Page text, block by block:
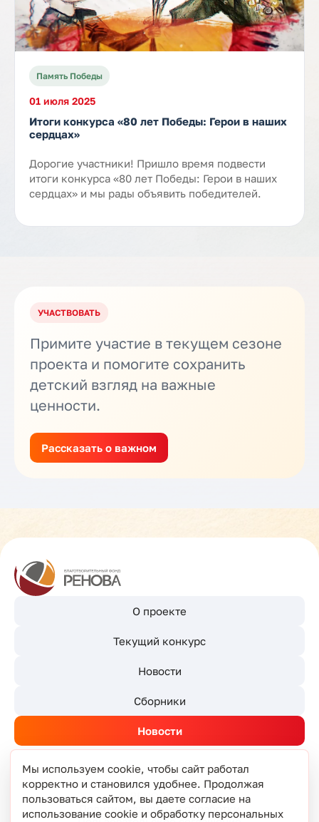
Память Победы
01 июля 2025
Итоги конкурса «80 лет Победы: Герои в наших
сердцах»
Дорогие участники! Пришло время подвести
итоги конкурса «80 лет Победы: Герои в наших
сердцах» и мы рады объявить победителей.
УЧАСТВОВАТЬ
Примите участие в текущем сезоне
проекта и помогите сохранить
детский взгляд на важные
ценности.
Рассказать о важном
О проекте
Текущий конкурс
Новости
Сборники
Новости
© РЕНОВА 2026
Политика защиты и обработки
Мы используем cookie, чтобы сайт работал
корректно и становился удобнее. Продолжая
пользоваться сайтом, вы даете согласие на
использование cookie и обработку персональных